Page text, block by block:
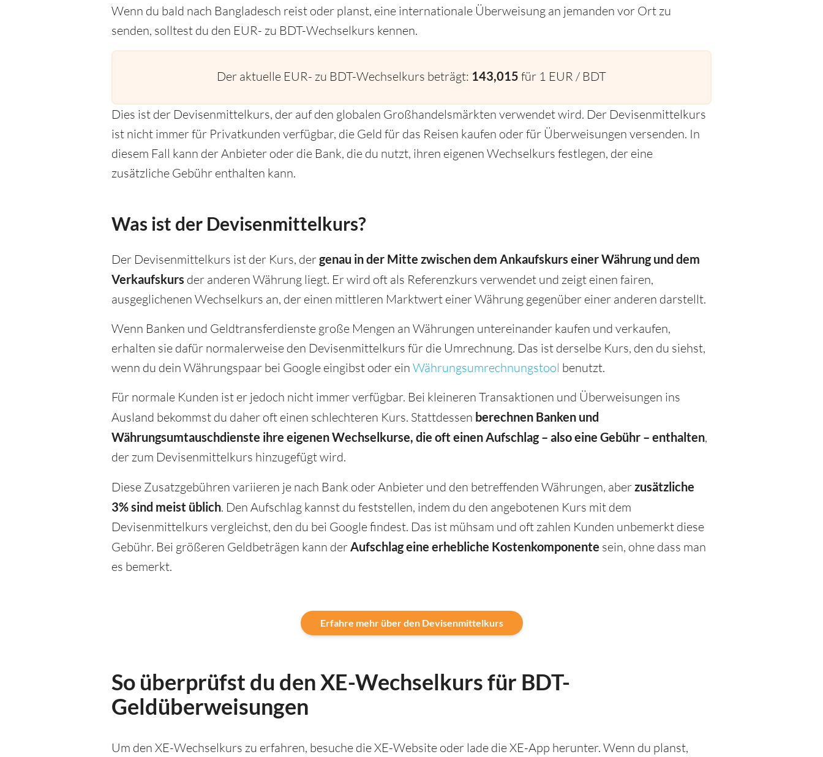
Wenn du bald nach Bangladesch reist oder planst, eine internationale Überweisung an jemanden vor Ort zu
senden, solltest du den EUR- zu BDT-Wechselkurs kennen.
Der aktuelle EUR- zu BDT-Wechselkurs beträgt: 143,015 für 1 EUR / BDT
Dies ist der Devisenmittelkurs, der auf den globalen Großhandelsmärkten verwendet wird. Der Devisenmittelkurs
ist nicht immer für Privatkunden verfügbar, die Geld für das Reisen kaufen oder für Überweisungen versenden. In
diesem Fall kann der Anbieter oder die Bank, die du nutzt, ihren eigenen Wechselkurs festlegen, der eine
zusätzliche Gebühr enthalten kann.
Was ist der Devisenmittelkurs?
Der Devisenmittelkurs ist der Kurs, dergenau in der Mitte zwischen dem Ankaufskurs einer Währung und dem
Verkaufskurs der anderen Währung liegt. Er wird oft als Referenzkurs verwendet und zeigt einen fairen,
ausgeglichenen Wechselkurs an, der einen mittleren Marktwert einer Währung gegenüber einer anderen darstellt.
Wenn Banken und Geldtransferdienste große Mengen an Währungen untereinander kaufen und verkaufen,
erhalten sie dafür normalerweise den Devisenmittelkurs für die Umrechnung. Das ist derselbe Kurs, den du siehst,
wenn du dein Währungspaar bei Google eingibst oder ein Währungsumrechnungstool benutzt.
Für normale Kunden ist er jedoch nicht immer verfügbar. Bei kleineren Transaktionen und Überweisungen ins
Ausland bekommst du daher oft einen schlechteren Kurs. Stattdessen berechnen Banken und
Währungsumtauschdienste ihre eigenen Wechselkurse, die oft einen Aufschlag – also eine Gebühr – enthalten,
der zum Devisenmittelkurs hinzugefügt wird.
Diese Zusatzgebühren variieren je nach Bank oder Anbieter und den betreffenden Währungen, aberzusätzliche
3% sind meist üblich. Den Aufschlag kannst du feststellen, indem du den angebotenen Kurs mit dem
Devisenmittelkurs vergleichst, den du bei Google findest. Das ist mühsam und oft zahlen Kunden unbemerkt diese
Gebühr. Bei größeren Geldbeträgen kann derAufschlag eine erhebliche Kostenkomponente sein, ohne dass man
es bemerkt.
Erfahre mehr über den Devisenmittelkurs
So überprüfst du den XE-Wechselkurs für BDT-
Geldüberweisungen
Um den XE-Wechselkurs zu erfahren, besuche die XE-Website oder lade die XE-App herunter. Wenn du planst,